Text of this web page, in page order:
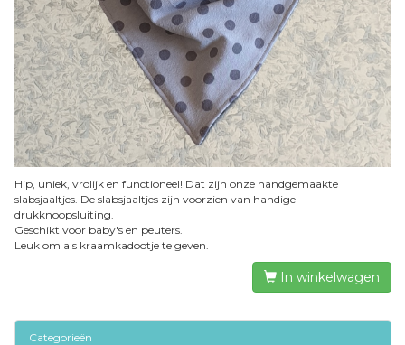
Hip, uniek, vrolijk en functioneel! Dat zijn onze handgemaakte
slabsjaaltjes. De slabsjaaltjes zijn voorzien van handige
drukknoopsluiting.
Geschikt voor baby's en peuters.
Leuk om als kraamkadootje te geven.
In winkelwagen
Categorieën